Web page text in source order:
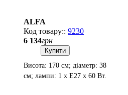
ALFA
9230
6 134грн
Купити
Висота: 170 см; діаметр: 38
см; лампи: 1 х Е27 х 60 Вт.